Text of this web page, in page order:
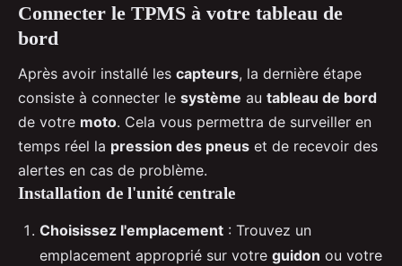
Connecter le TPMS à votre tableau de
bord
Après avoir installé les capteurs, la dernière étape
consiste à connecter le système au tableau de bord
de votre moto. Cela vous permettra de surveiller en
temps réel la pression des pneus et de recevoir des
alertes en cas de problème.
Installation de l'unité centrale
Choisissez l'emplacement : Trouvez un
emplacement approprié sur votre guidon ou votre